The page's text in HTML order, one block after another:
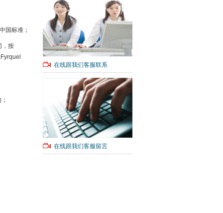
国标准；
，按
在线跟我们客服联系
在线跟我们客服留言